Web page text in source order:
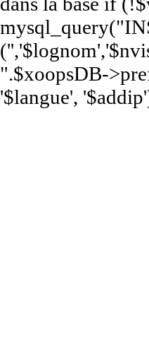
".$xoopsDB-
'$langue',